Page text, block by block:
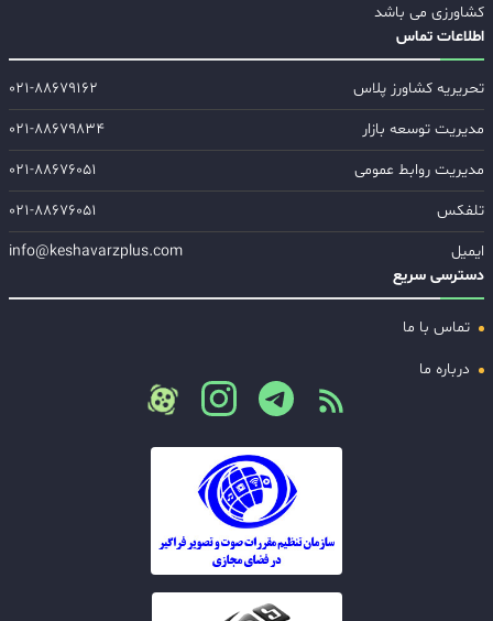
کشاورزی می باشد
اطلاعات تماس
تحریریه کشاورز پلاس
۰۲۱-۸۸۶۷۹۱۶۲
مدیریت توسعه بازار
۰۲۱-۸۸۶۷۹۸۳۴
مدیریت روابط عمومی
۰۲۱-۸۸۶۷۶۰۵۱
تلفکس
۰۲۱-۸۸۶۷۶۰۵۱
ایمیل
info@keshavarzplus.com
دسترسی سریع
تماس با ما
درباره ما